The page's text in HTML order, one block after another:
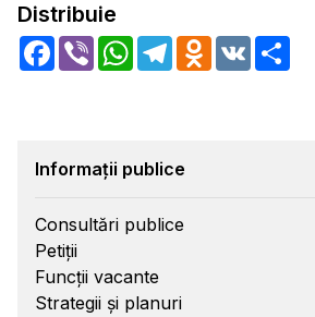
Distribuie
Facebook
Viber WhatsApp
TelegramOdnoklassniki
VK
Informații publice
Consultări publice
Petiții
Funcții vacante
Strategii și planuri